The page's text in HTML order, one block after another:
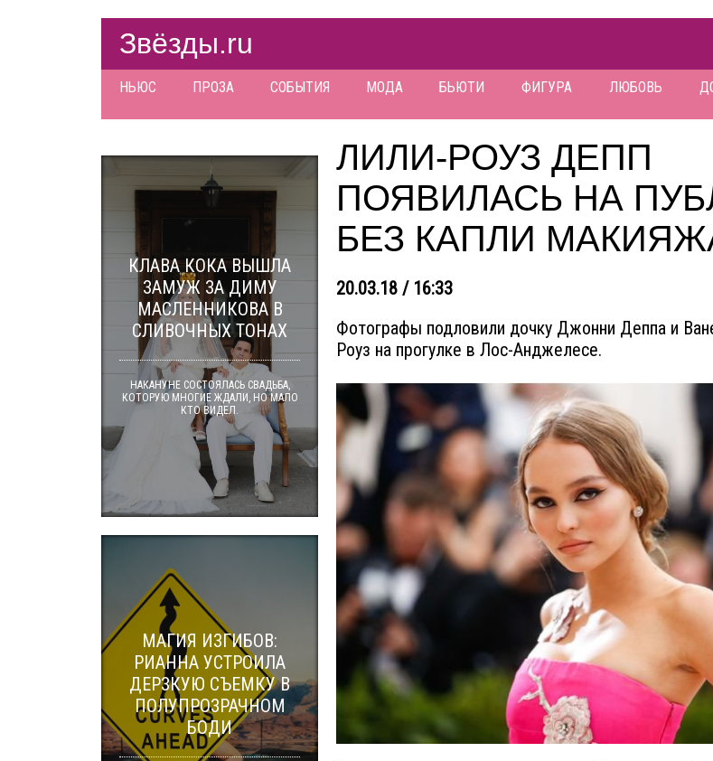
Звёзды.ru
НЬЮС ПРОЗА СОБЫТИЯ МОДА БЬЮТИ ФИГУРА ЛЮБОВЬ
ЛИЛИ-РОУЗ ДЕПП
ПОЯВИЛАСЬ НА
БЕЗ КАПЛИ
20.03.18 / 16:33
Фотографы подловили дочку Джонни Деппа и
Роуз на прогулке в Лос-Анджелесе.
КЛАВА КОКА ВЫШЛА
ЗАМУЖ ЗА ДИМУ
МАСЛЕННИКОВА В
СЛИВОЧНЫХ ТОНАХ
НАКАНУНЕ СОСТОЯЛАСЬ СВАДЬБА,
КОТОРУЮ МНОГИЕ ЖДАЛИ, НО МАЛО
КТО ВИДЕЛ.
МАГИЯ ИЗГИБОВ:
РИАННА УСТРОИЛА
ДЕРЗКУЮ СЪЕМКУ В
ПОЛУПРОЗРАЧНОМ
БОДИ